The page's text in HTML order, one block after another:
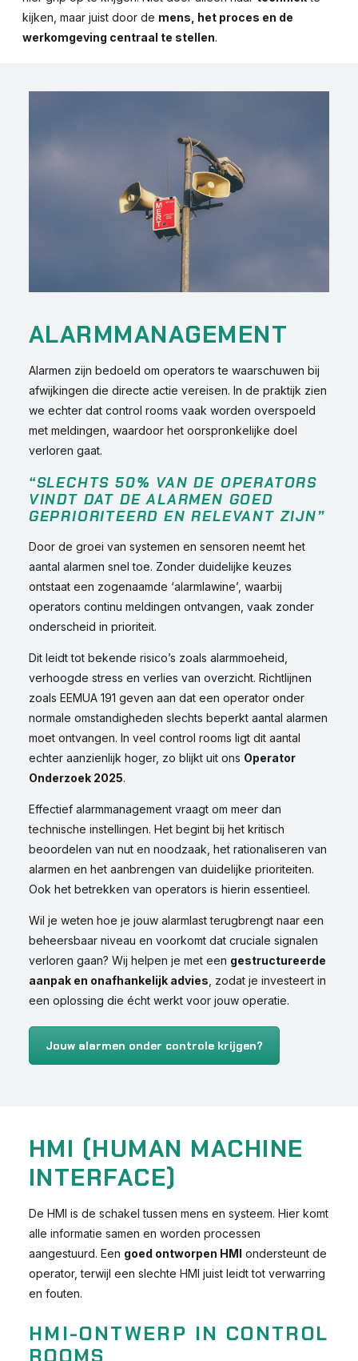
kijken, maar juist door de mens, het proces en de
werkomgeving centraal te stellen.
ALARMMANAGEMENT
Alarmen zijn bedoeld om operators te waarschuwen bij
afwijkingen die directe actie vereisen. In de praktijk zien
we echter dat control rooms vaak worden overspoeld
met meldingen, waardoor het oorspronkelijke doel
verloren gaat.
“SLECHTS 50% VAN DE OPERATORS
VINDT DAT DE ALARMEN GOED
GEPRIORITEERD EN RELEVANT ZIJN”
Door de groei van systemen en sensoren neemt het
aantal alarmen snel toe. Zonder duidelijke keuzes
ontstaat een zogenaamde ‘alarmlawine’, waarbij
operators continu meldingen ontvangen, vaak zonder
onderscheid in prioriteit.
Dit leidt tot bekende risico’s zoals alarmmoeheid,
verhoogde stress en verlies van overzicht. Richtlijnen
zoals EEMUA 191 geven aan dat een operator onder
normale omstandigheden slechts beperkt aantal alarmen
moet ontvangen. In veel control rooms ligt dit aantal
echter aanzienlijk hoger, zo blijkt uit ons Operator
Onderzoek 2025.
Effectief alarmmanagement vraagt om meer dan
technische instellingen. Het begint bij het kritisch
beoordelen van nut en noodzaak, het rationaliseren van
alarmen en het aanbrengen van duidelijke prioriteiten.
Ook het betrekken van operators is hierin essentieel.
Wil je weten hoe je jouw alarmlast terugbrengt naar een
beheersbaar niveau en voorkomt dat cruciale signalen
verloren gaan? Wij helpen je met een gestructureerde
aanpak en onafhankelijk advies , zodat je investeert in
een oplossing die écht werkt voor jouw operatie.
Jouw alarmen onder controle krijgen?
HMI (HUMAN MACHINE
INTERFACE)
De HMI is de schakel tussen mens en systeem. Hier komt
alle informatie samen en worden processen
aangestuurd. Een goed ontworpen HMI ondersteunt de
operator, terwijl een slechte HMI juist leidt tot verwarring
en fouten.
HMI-ONTWERP IN CONTROL
ROOMS